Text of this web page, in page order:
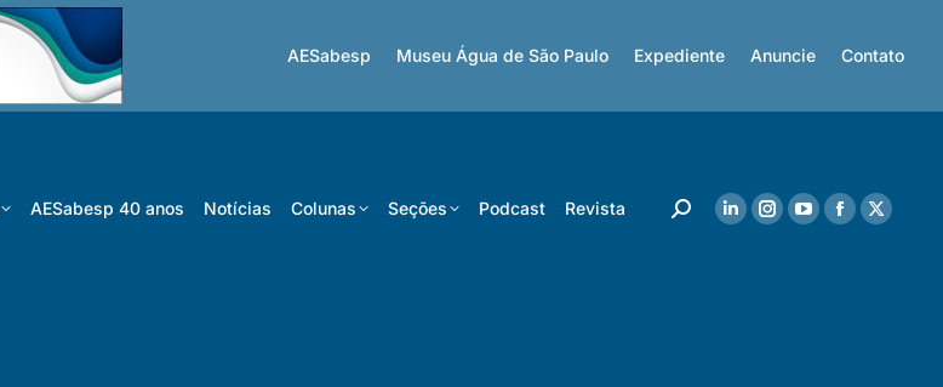
AESabesp Museu Água de São Paulo Expediente Anuncie Contato
AESabesp 40 anos Notícias Colunas Seções Podcast Revista